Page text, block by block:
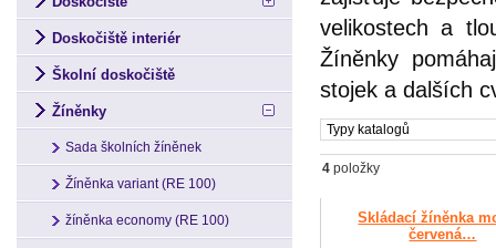
velikostech a
Žíněnky
stojek a dalších
Typy katalogů
4 položky
Skládací žíněnka
červená…
Doskočiště interiér
Školní doskočiště
Žíněnky
Sada školních žíněnek
Žíněnka variant (RE 100)
žíněnka economy (RE 100)